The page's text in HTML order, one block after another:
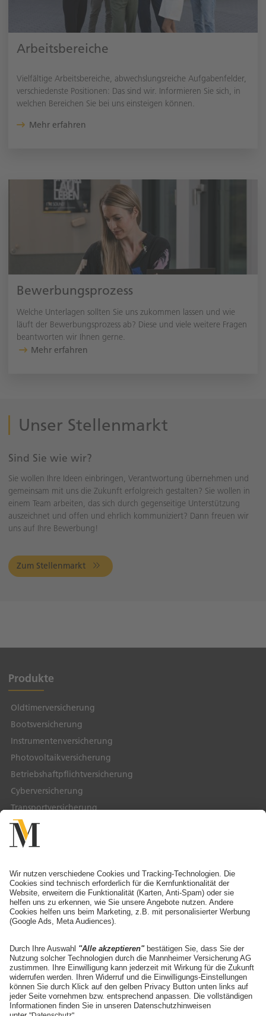
Arbeitsbereiche
Vielfältige Arbeitsbereiche, abwechslungsreiche Aufgabenfelder,
verschiedenste Positionen: Das sind wir. Informieren Sie sich, in
welchen Bereichen Sie bei uns einsteigen können.
Mehr erfahren
Bewerbungsprozess
Welche Unterlagen sollten Sie uns zukommen lassen und wie
läuft der Bewerbungsprozess ab? Diese und viele weitere Fragen
beantworten wir Ihnen gerne.
Mehr erfahren
Unser Stellenmarkt
Sind Sie wie wir?
Sie wollen Ihre Ideen einbringen, Verantwortung übernehmen und
gemeinsam mit uns die Zukunft erfolgreich gestalten? Sie wollen in
einem Team arbeiten, das sich durch gegenseitige Unterstützung
auszeichnet und offen und ehrlich kommuniziert? Dann freuen wir
uns auf Ihre Bewerbung!
Zum Stellenmarkt
Produkte
Oldtimerversicherung
Bootsversicherung
Instrumentenversicherung
Photovoltaikversicherung
Betriebshaftpflichtversicherung
Cyberversicherung
Transportversicherung
Service & Kontakt
Ansprechpartner finden
Schaden melden
Adresse ändern
Die Mannheimer
Unternehmen
Karriere